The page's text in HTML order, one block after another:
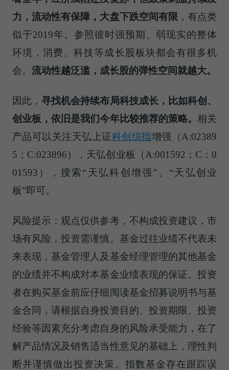
力，流动性有保障，大盘下跌空间有限 ，有点类
似于2019年。参照彼时强预期、弱现实的整体
环境，消费、科技等成长股板块都会有很多机
会。 流动性越泛滥，成长股的弹性空间就越大。
因此，寻找机会持续布局科技成长，比如科创、
创业板，依旧是我们今年比较推荐的策略。相关
产品可以关注天弘上证科创综指增强（A:02389
5；C:023896），天弘创业板（A:001592；C：0
01593），搜索“天弘科创增强”、“天弘创业
板”即可。
风险提示：观点仅供参考，不构成投资建议，市
场有风险，投资需谨慎。基金过往业绩不代表未
来表现，基金管理人及基金经理管理的其他基金
的业绩并不构成对本基金业绩表现的保证。投资
者在购买基金前应仔细阅读基金招募说明书与基
金合同，请根据自身投资目的、投资期限、投资
经验等因素充分考虑自身的风险承受能力，在了
解产品情况及销售适当性意见的基础上，理性判
断并谨慎做出投资决策。指数基金存在跟踪误